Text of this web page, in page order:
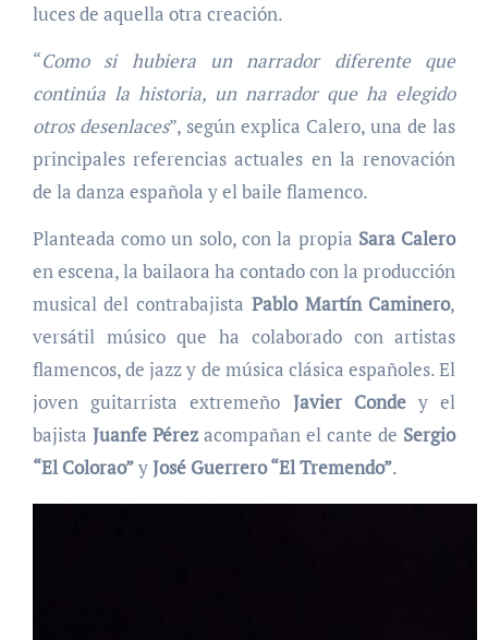
luces de aquella otra creación.
“Como si hubiera un narrador diferente que
continúa la historia, un narrador que ha elegido
otros desenlaces”, según explica Calero, una de las
principales referencias actuales en la renovación
de la danza española y el baile flamenco.
Planteada como un solo, con la propia Sara Calero
en escena, la bailaora ha contado con la producción
musical del contrabajista Pablo Martín Caminero,
versátil músico que ha colaborado con artistas
flamencos, de jazz y de música clásica españoles. El
joven guitarrista extremeño Javier Condey el
bajista Juanfe Pérezacompañan el cante de Sergio
“El Colorao”yJosé Guerrero “El Tremendo”.